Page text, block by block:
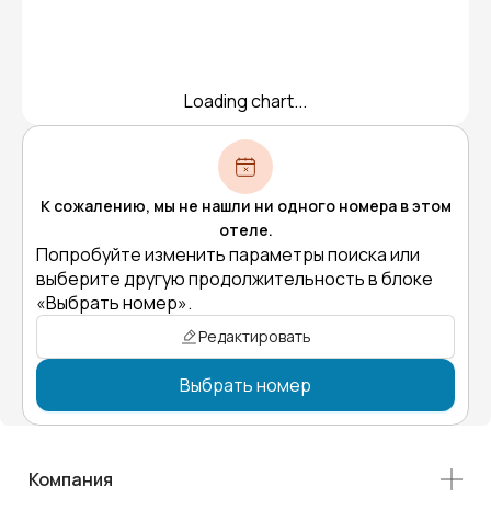
Loading chart...
К сожалению, мы не нашли ни одного номера в этом
отеле.
Попробуйте изменить параметры поиска или
выберите другую продолжительность в блоке
«Выбрать номер».
Редактировать
Выбрать номер
Компания